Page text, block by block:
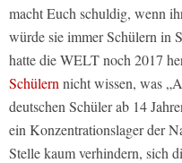
macht Euch schuldig, wenn
würde sie immer Schülern in
hatte die WELT noch 2017
Schülern nicht wissen, was
deutschen Schüler ab 14
ein Konzentrationslager der
Stelle kaum verhindern, sich